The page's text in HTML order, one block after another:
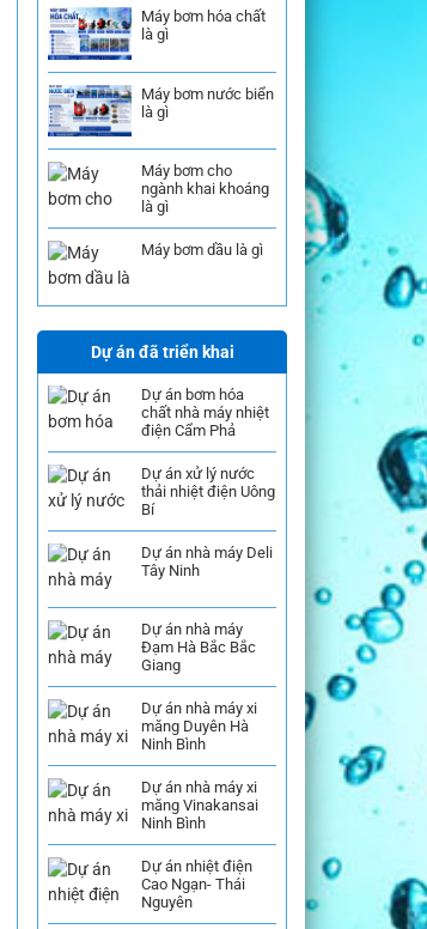
Máy bơm hóa chất
là gì
Máy bơm nước biển
là gì
Máy bơm cho
ngành khai khoáng
là gì
Máy bơm dầu là gì
Dự án đã triển khai
Dự án bơm hóa
chất nhà máy nhiệt
điện Cẩm Phả
Dự án xử lý nước
thải nhiệt điện Uông
Bí
Dự án nhà máy Deli
Tây Ninh
Dự án nhà máy
Đạm Hà Bắc Bắc
Giang
Dự án nhà máy xi
măng Duyên Hà
Ninh Bình
Dự án nhà máy xi
măng Vinakansai
Ninh Bình
Dự án nhiệt điện
Cao Ngạn- Thái
Nguyên